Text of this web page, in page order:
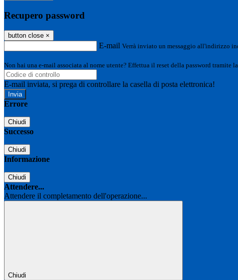
Recupero password
button close ×
E-mail Verrà inviato un messaggio all'indirizzo
Non hai una e-mail associata al nome utente? Effettua il reset della password tramite la
E-mail inviata, si prega di controllare la casella di posta elettronica!
Errore
Chiudi
Successo
Chiudi
Informazione
Chiudi
Attendere...
Attendere il completamento dell'operazione...
Chiudi